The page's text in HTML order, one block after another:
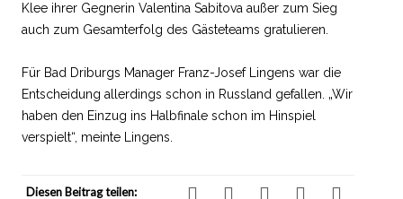
Klee ihrer Gegnerin Valentina Sabitova außer zum Sieg
auch zum Gesamterfolg des Gästeteams gratulieren.
Für Bad Driburgs Manager Franz-Josef Lingens war die
Entscheidung allerdings schon in Russland gefallen. „Wir
haben den Einzug ins Halbfinale schon im Hinspiel
verspielt“, meinte Lingens.
Diesen Beitrag teilen: